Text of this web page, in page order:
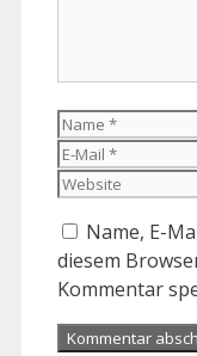
Name
Name, E-
diesem
Kommentar